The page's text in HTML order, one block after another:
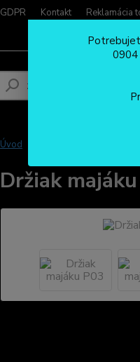
GDPR Kontakt Reklamácia
Úvod MAJÁKY DO AUTA A
Držiak
0904